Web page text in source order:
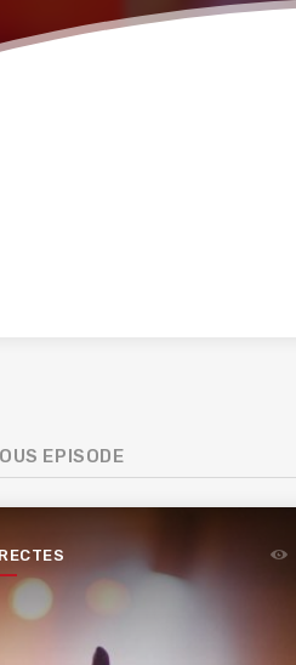
EPISODE